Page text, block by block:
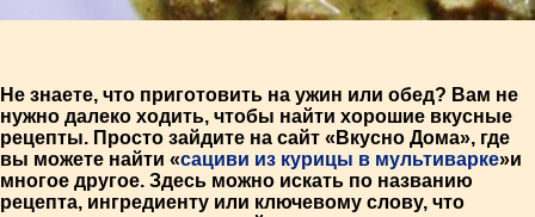
Не знаете, что приготовить на ужин или обед? Вам не
нужно далеко ходить, чтобы найти хорошие вкусные
рецепты. Просто зайдите на сайт «Вкусно Дома», где
вы можете найти «сациви из курицы в мультиварке»и
многое другое. Здесь можно искать по названию
рецепта, ингредиенту или ключевому слову, что